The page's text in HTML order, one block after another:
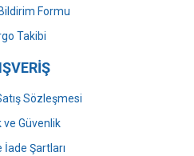
Gönder
Formu
Takibi
Sözleşmesi
ve Güvenlik
İade Şartları